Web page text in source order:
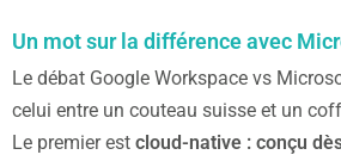
Un mot sur la différence avec
Le débat Google Workspace vs
celui entre un couteau suisse et un
Le premier est cloud-native : conçu